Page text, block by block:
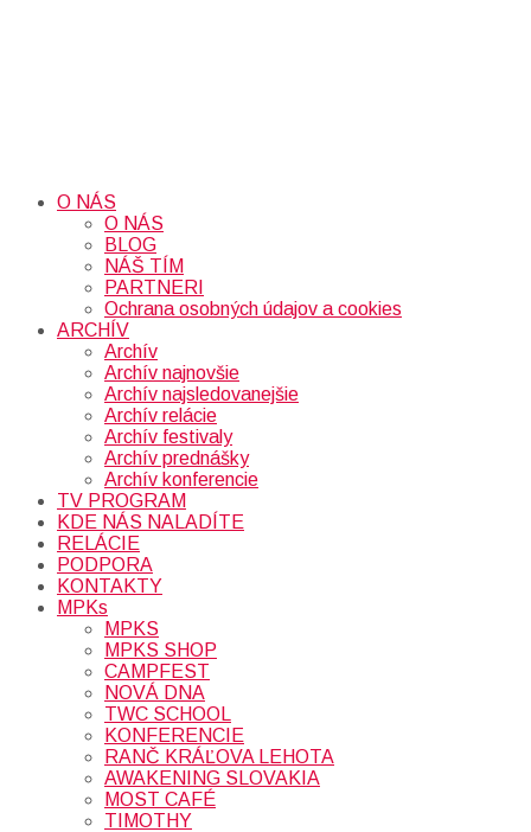
O NÁS
O NÁS
BLOG
NÁŠ TÍM
PARTNERI
Ochrana osobných údajov a cookies
ARCHÍV
Archív
Archív najnovšie
Archív najsledovanejšie
Archív relácie
Archív festivaly
Archív prednášky
Archív konferencie
TV PROGRAM
KDE NÁS NALADÍTE
RELÁCIE
PODPORA
KONTAKTY
MPKs
MPKS
MPKS SHOP
CAMPFEST
NOVÁ DNA
TWC SCHOOL
KONFERENCIE
RANČ KRÁĽOVA LEHOTA
AWAKENING SLOVAKIA
MOST CAFÉ
TIMOTHY